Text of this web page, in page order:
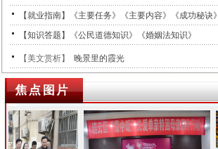
【就业指南】《主要任务》《主要内容》《成功秘诀》
【知识答题】《公民道德知识》《婚姻法知识》
【美文赏析】 晚景里的霞光